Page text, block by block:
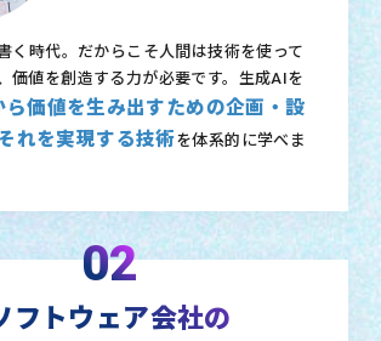
く時代。だからこそ人間は技術を使って
価値を創造する力が必要です。生成AIを
ら価値を生み出すための企画・設
れを実現する技術を体系的に学べま
02
フトウェア会社の